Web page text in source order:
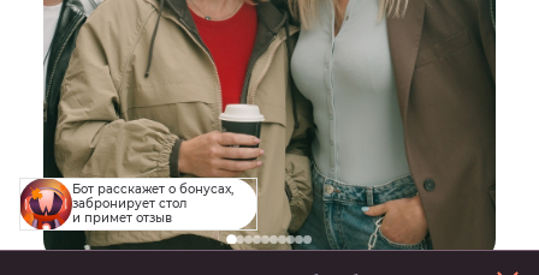
Бот расскажет о бонусах,
забронирует стол
и примет отзыв